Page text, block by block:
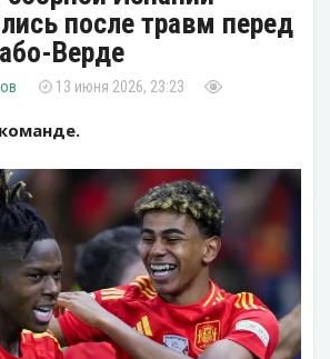
после травм перед
Верде
13 июня 2026, 23:23